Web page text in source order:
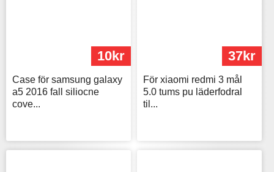
10kr
Case för samsung galaxy
a5 2016 fall siliocne
cove...
37kr
För xiaomi redmi 3 mål
5.0 tums pu läderfodral
til...